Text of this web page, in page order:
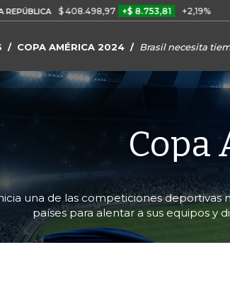
$ 408.498,97 +$ 8.753,81 +2,19% TASA DE
COPA AMÉRICA 2024 Brasil necesita
Copa
una de las competiciones deportivas
países para alentar a sus equipos y